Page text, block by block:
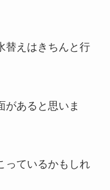
替えはきちんと行
があると思いま
っているかもしれ